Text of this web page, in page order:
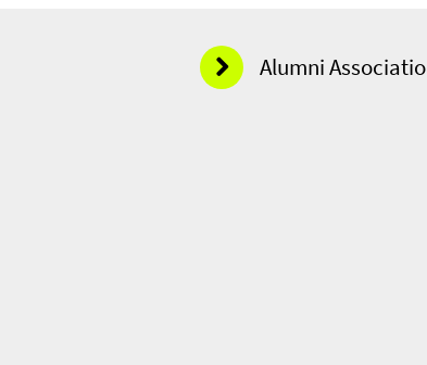
Alumni